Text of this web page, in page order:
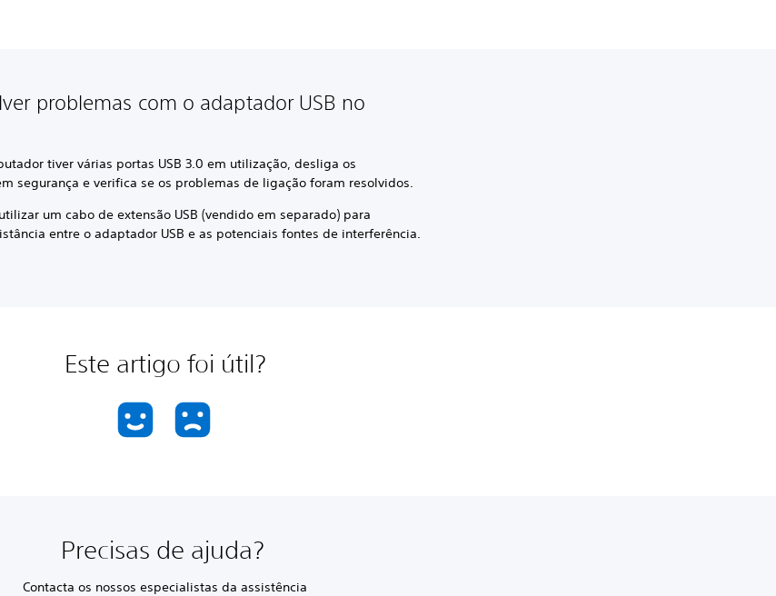
problemas com o adaptador USB no
tiver várias portas USB 3.0 em utilização, desliga os
segurança e verifica se os problemas de ligação foram resolvidos.
um cabo de extensão USB (vendido em separado) para
entre o adaptador USB e as potenciais fontes de interferência.
Este artigo foi útil?
Precisas de ajuda?
Contacta os nossos especialistas da assistência